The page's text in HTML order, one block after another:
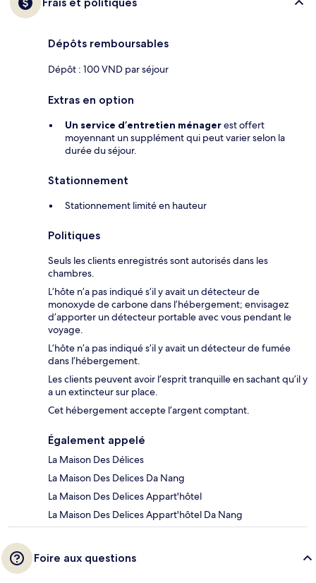
Dépôts remboursables
Dépôt : 100 VND par séjour
Extras en option
Un service d’entretien ménagerest offert
moyennant un supplément qui peut varier selon la
durée du séjour.
Stationnement
Stationnement limité en hauteur
Politiques
Seuls les clients enregistrés sont autorisés dans les
chambres.
L’hôte n’a pas indiqué s’il y avait un détecteur de
monoxyde de carbone dans l’hébergement; envisagez
d’apporter un détecteur portable avec vous pendant le
voyage.
L’hôte n’a pas indiqué s’il y avait un détecteur de fumée
dans l’hébergement.
Les clients peuvent avoir l’esprit tranquille en sachant qu’il y
a un extincteur sur place.
Cet hébergement accepte l’argent comptant.
Également appelé
La Maison Des Délices
La Maison Des Delices Da Nang
La Maison Des Delices Appart'hôtel
La Maison Des Delices Appart'hôtel Da Nang
Foire aux questions